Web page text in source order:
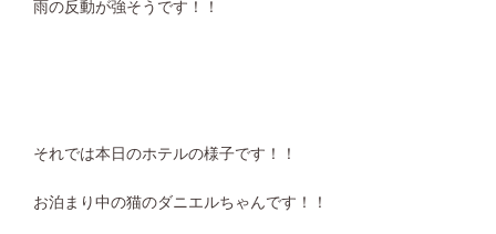
雨の反動が強そうです！！
それでは本日のホテルの様子です！！
お泊まり中の猫のダニエルちゃんです！！